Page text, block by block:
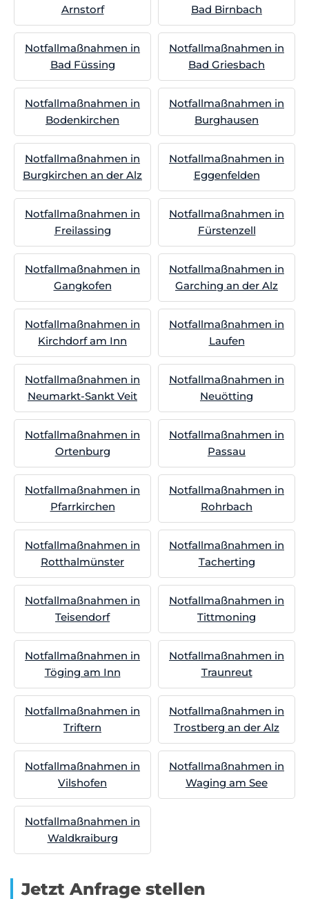
Arnstorf
Bad Birnbach
Notfallmaßnahmen in
Bad Füssing
Notfallmaßnahmen in
Bad Griesbach
Notfallmaßnahmen in
Bodenkirchen
Notfallmaßnahmen in
Burghausen
Notfallmaßnahmen in
Burgkirchen an der Alz
Notfallmaßnahmen in
Eggenfelden
Notfallmaßnahmen in
Freilassing
Notfallmaßnahmen in
Fürstenzell
Notfallmaßnahmen in
Gangkofen
Notfallmaßnahmen in
Garching an der Alz
Notfallmaßnahmen in
Kirchdorf am Inn
Notfallmaßnahmen in
Laufen
Notfallmaßnahmen in
Neumarkt-Sankt Veit
Notfallmaßnahmen in
Neuötting
Notfallmaßnahmen in
Ortenburg
Notfallmaßnahmen in
Passau
Notfallmaßnahmen in
Pfarrkirchen
Notfallmaßnahmen in
Rohrbach
Notfallmaßnahmen in
Rotthalmünster
Notfallmaßnahmen in
Tacherting
Notfallmaßnahmen in
Teisendorf
Notfallmaßnahmen in
Tittmoning
Notfallmaßnahmen in
Töging am Inn
Notfallmaßnahmen in
Traunreut
Notfallmaßnahmen in
Triftern
Notfallmaßnahmen in
Trostberg an der Alz
Notfallmaßnahmen in
Vilshofen
Notfallmaßnahmen in
Waging am See
Notfallmaßnahmen in
Waldkraiburg
Jetzt Anfrage stellen